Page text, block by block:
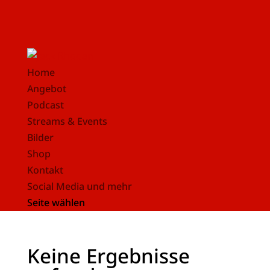
Home
Angebot
Podcast
Streams & Events
Bilder
Shop
Kontakt
Social Media und mehr
Seite wählen
Keine Ergebnisse